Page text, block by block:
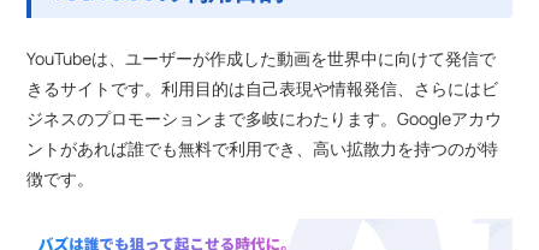
YouTubeは、ユーザーが作成した動画を世界中に向けて発信で
きるサイトです。利用目的は自己表現や情報発信、さらにはビ
ジネスのプロモーションまで多岐にわたります。Googleアカウ
ントがあれば誰でも無料で利用でき、高い拡散力を持つのが特
徴です。